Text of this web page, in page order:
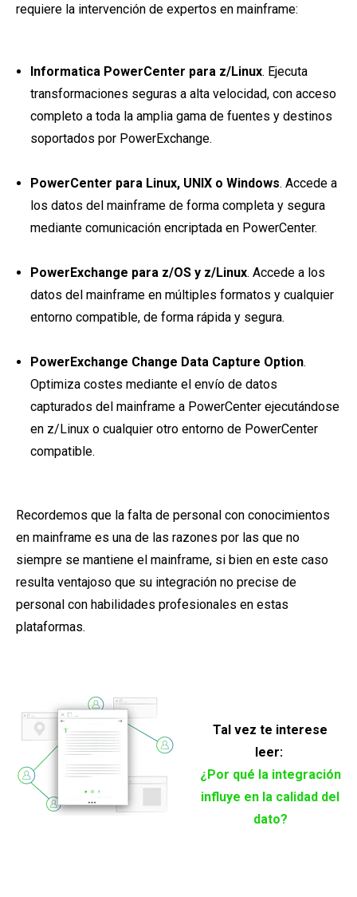
requiere la intervención de expertos en mainframe:
Informatica PowerCenter para z/Linux. Ejecuta
transformaciones seguras a alta velocidad, con acceso
completo a toda la amplia gama de fuentes y destinos
soportados por PowerExchange.
PowerCenter para Linux, UNIX o Windows. Accede a
los datos del mainframe de forma completa y segura
mediante comunicación encriptada en PowerCenter.
PowerExchange para z/OS y z/Linux. Accede a los
datos del mainframe en múltiples formatos y cualquier
entorno compatible, de forma rápida y segura.
PowerExchange Change Data Capture Option.
Optimiza costes mediante el envío de datos
capturados del mainframe a PowerCenter ejecutándose
en z/Linux o cualquier otro entorno de PowerCenter
compatible.
Recordemos que la falta de personal con conocimientos
en mainframe es una de las razones por las que no
siempre se mantiene el mainframe, si bien en este caso
resulta ventajoso que su integración no precise de
personal con habilidades profesionales en estas
plataformas.
Tal vez te interese
leer:
¿Por qué la integración
influye en la calidad del
dato?